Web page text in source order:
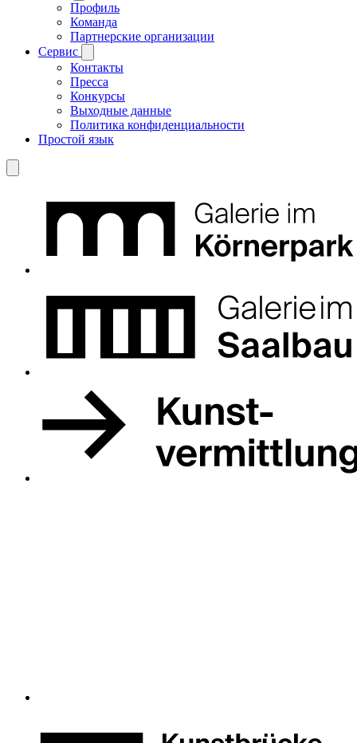
Профиль
Команда
Партнерские организации
Сервис
Контакты
Пресса
Конкурсы
Выходные данные
Политика конфиденциальности
Простой язык